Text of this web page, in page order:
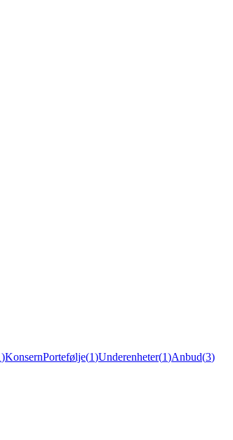
)KonsernPortefølje(1)Underenheter(1)Anbud(3)